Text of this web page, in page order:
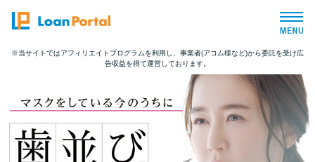
トップページ
おすすめコンテンツ
総合人気ランキング
※当サイトではアフィリエイトプログラムを利用し、事業者(アコム様など)から委託を受け広
告収益を得て運営しております。